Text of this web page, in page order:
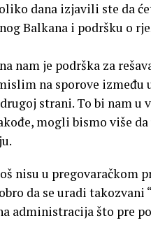
dana izjavili ste da
Balkana i podršku o
nam je podrška za
na sporove između
strani. To bi nam
mogli bismo više
nisu u pregovaračkom
da se uradi takozvani
administracija što pre